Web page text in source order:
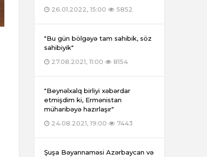
26.01.2022, 15:00
5852
"Bu gün bölgəyə tam sahibik, söz
sahibiyik"
27.08.2021, 11:00
8154
"Beynəlxalq birliyi xəbərdar
etmişdim ki, Ermənistan
müharibəyə hazırlaşır"
24.08.2021, 19:00
7443
Şuşa Bəyannaməsi Azərbaycan və